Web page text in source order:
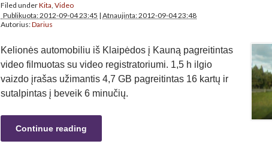
Filed underKita, Video
Publikuota: 2012-09-04 23:45 | Atnaujinta: 2012-09-04 23:48
Autorius:Darius
Kelionės automobiliu iš Klaipėdos į Kauną pagreitintas
video filmuotas su video registratoriumi. 1,5 h ilgio
vaizdo įrašas užimantis 4,7 GB pagreitintas 16 kartų ir
sutalpintas į beveik 6 minučių.
Continue reading